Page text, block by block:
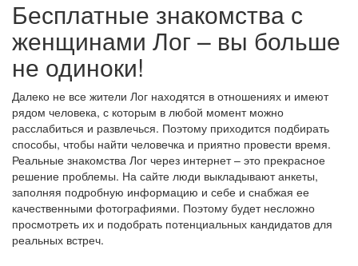
Бесплатные знакомства с
женщинами Лог – вы больше
не одиноки!
Далеко не все жители Лог находятся в отношениях и имеют
рядом человека, с которым в любой момент можно
расслабиться и развлечься. Поэтому приходится подбирать
способы, чтобы найти человечка и приятно провести время.
Реальные знакомства Лог через интернет – это прекрасное
решение проблемы. На сайте люди выкладывают анкеты,
заполняя подробную информацию и себе и снабжая ее
качественными фотографиями. Поэтому будет несложно
просмотреть их и подобрать потенциальных кандидатов для
реальных встреч.